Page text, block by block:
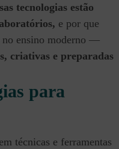
tecnologias estão
e por que
no ensino moderno —
criativas e preparadas
para
técnicas e ferramentas